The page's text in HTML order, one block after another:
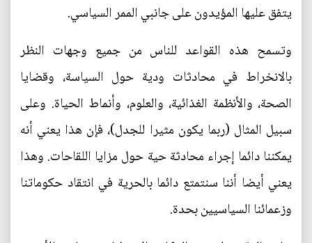
يتفق عليها المؤيدون على جانبي الممر السياسي.
وتسمح هذه القواعد للناس من جميع وجهات النظر
بالانخراط في محادثات ودية حول السياسة، وقضايا
الصحة، والأنظمة الغذائية، والعلوم، وأنماط الحياة. وعلى
سبيل المثال (ربما يكون مثيرا للجدل)، فإن هذا يعني أنه
يمكننا دائما إجراء محادثة حية حول مزايا اللقاحات. وهذا
يعني أيضا أننا سنتمتع دائما بالحرية في انتقاد حكوماتنا
وزعمائنا السياسيين بحدة.